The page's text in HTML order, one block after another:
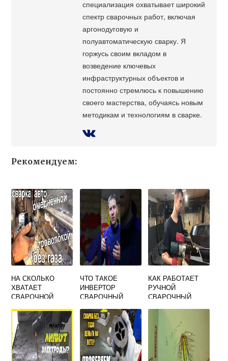
специализация охватывает широкий
спектр сварочных работ, включая
аргонодуговую и
полуавтоматическую сварку. Я
горжусь своим вкладом в
возведение ключевых
инфраструктурных объектов и
постоянно стремлюсь к повышению
своего мастерства, обучаясь новым
методикам и технологиям в сварке.
Рекомендуем:
НА СКОЛЬКО
ХВАТАЕТ
СВАРОЧНОЙ
ЧТО ТАКОЕ
ИНВЕРТОР
СВАРОЧНЫЙ
СЛОВАМИ
КАК РАБОТАЕТ
РУЧНОЙ
СВАРОЧНЫЙ